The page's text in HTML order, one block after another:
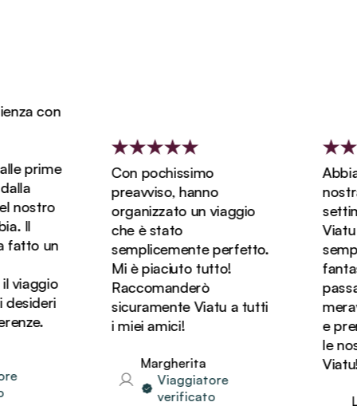
con
prime
nostro
Il
un
Con pochissimo
preavviso, hanno
organizzato un viaggio
che è stato
semplicemente perfetto.
Mi è piaciuto tutto!
Raccomanderò
sicuramente Viatu a tutti
i miei amici!
Margherita
Viaggiatore
verificato
Viatu
e
le
Viatu!